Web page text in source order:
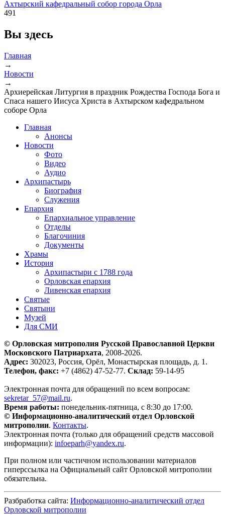
Ахтырский кафедральный собор города Орла
491
Вы здесь
Главная
→
Новости
→
Архиерейская Литургия в праздник Рождества Господа Бога и
Спаса нашего Иисуса Христа в Ахтырском кафедральном
соборе Орла
Главная
Анонсы
Новости
Фото
Видео
Аудио
Архипастырь
Биография
Служения
Епархия
Епархиальное управление
Отделы
Благочиния
Документы
Храмы
История
Архипастыри с 1788 года
Орловская епархия
Ливенская епархия
Святые
Святыни
Музей
Для СМИ
© Орловская митрополия Русской Православной Церкви
Московского Патриархата, 2008-2026.
Адрес: 302023, Россия, Орёл, Монастырская площадь, д. 1.
Телефон, факс: +7 (4862) 47-52-77. Склад: 59-14-95
Электронная почта для обращений по всем вопросам:
sekretar_57@mail.ru.
Время работы: понедельник-пятница, с 8:30 до 17:00.
© Информационно-аналитический отдел Орловской
митрополии. Контакты.
Электронная почта (только для обращений средств массовой
информации): infoeparh@yandex.ru.
При полном или частичном использовании материалов
гиперссылка на Официальный сайт Орловской митрополии
обязательна.
Разбработка сайта: Информационно-аналитический отдел
Орловской митрополии